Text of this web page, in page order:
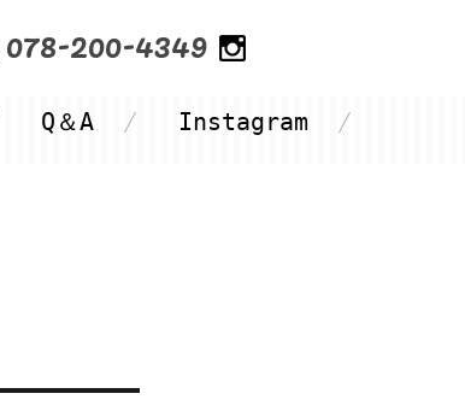
078-200-4349
Q＆A Instagram